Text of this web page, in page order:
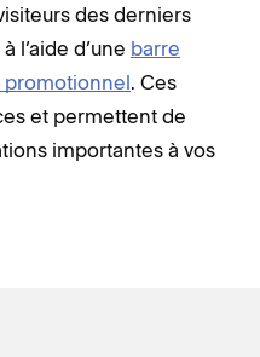
des derniers
l’aide d’une barre
promotionnel. Ces
et permettent de
importantes à vos